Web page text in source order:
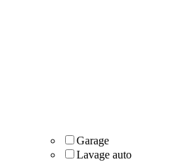
Garage
Lavage auto